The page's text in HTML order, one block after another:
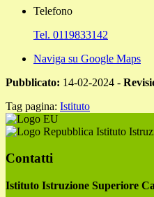
Telefono
Tel. 0119833142
Naviga su Google Maps
Pubblicato: 14-02-2024 -
Tag pagina: Istituto
Istituto
Contatti
Istituto Istruzione Superiore